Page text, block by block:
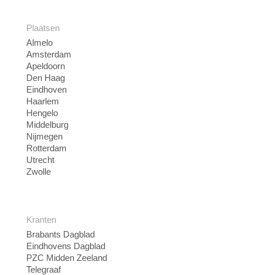
Plaatsen
Almelo
Amsterdam
Apeldoorn
Den Haag
Eindhoven
Haarlem
Hengelo
Middelburg
Nijmegen
Rotterdam
Utrecht
Zwolle
Kranten
Brabants Dagblad
Eindhovens Dagblad
PZC Midden Zeeland
Telegraaf